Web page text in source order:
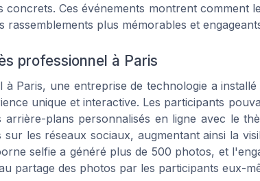
concrets. Ces événements montrent comment
plus mémorables et
professionnel à Paris
Paris, une entreprise de technologie a
unique et interactive. Les participants
arrière-plans personnalisés en ligne avec le
les réseaux sociaux, augmentant ainsi la
selfie a généré plus de 500 photos, et
partage des photos par les participants eux-